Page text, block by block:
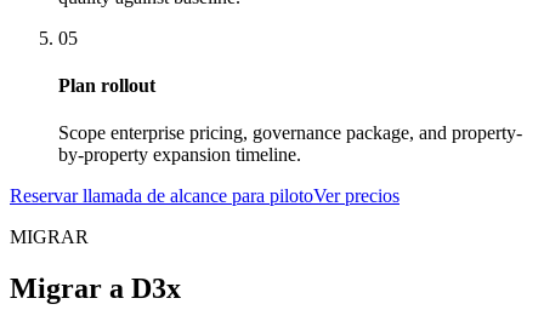
05
Plan rollout
Scope enterprise pricing, governance package, and property-
by-property expansion timeline.
Reservar llamada de alcance para pilotoVer precios
MIGRAR
Migrar a D3x